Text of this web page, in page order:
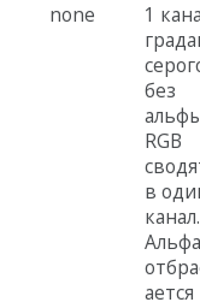
none
1
без
RGB
в
канал.
Альфа
ается